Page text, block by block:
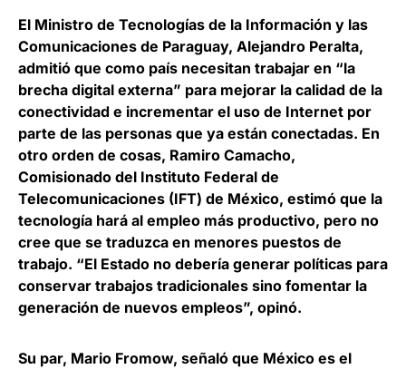
El Ministro de Tecnologías de la Información y las
Comunicaciones de Paraguay, Alejandro Peralta,
admitió que como país necesitan trabajar en “la
brecha digital externa” para mejorar la calidad de la
conectividad e incrementar el uso de Internet por
parte de las personas que ya están conectadas. En
otro orden de cosas, Ramiro Camacho,
Comisionado del Instituto Federal de
Telecomunicaciones (IFT) de México, estimó que la
tecnología hará al empleo más productivo, pero no
cree que se traduzca en menores puestos de
trabajo. “El Estado no debería generar políticas para
conservar trabajos tradicionales sino fomentar la
generación de nuevos empleos”, opinó.
Su par, Mario Fromow, señaló que México es el